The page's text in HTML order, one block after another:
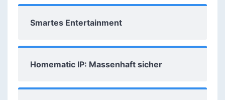
Smartes Entertainment
Homematic IP: Massenhaft sicher